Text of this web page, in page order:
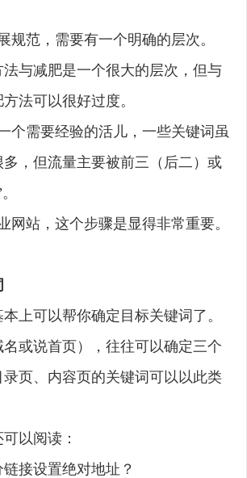
规范，需要有一个明确的层次。
与减肥是一个很大的层次，但与
法可以很好过度。
个需要经验的活儿，一些关键词虽
，但流量主要被前三（后二）或
网站，这个步骤是显得非常重要。
上可以帮你确定目标关键词了。
或说首页），往往可以确定三个
录页、内容页的关键词可以以此类
以阅读：
接设置绝对地址？